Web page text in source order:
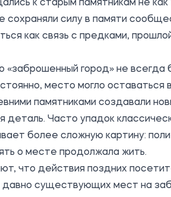
к старым памятникам не
сохраняли силу в памяти
как связь с предками,
«заброшенный город» не
место могло оставаться
памятниками создавали
деталь. Часто упадок
более сложную картину:
о месте продолжала жить.
что действия поздних
давно существующих мест на